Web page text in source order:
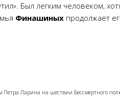
Был легким человеком,
Финашиных продолжает
Петра Ларина на шествии Бессмертного